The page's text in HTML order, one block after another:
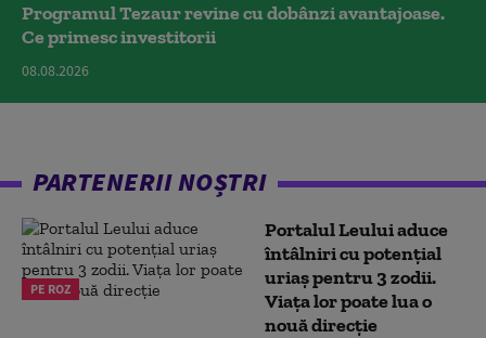
Programul Tezaur revine cu dobânzi avantajoase.
Ce primesc investitorii
08.08.2026
PARTENERII NOȘTRI
PE ROZ
Portalul Leului aduce
întâlniri cu potențial
uriaș pentru 3 zodii.
Viața lor poate lua o
nouă direcție